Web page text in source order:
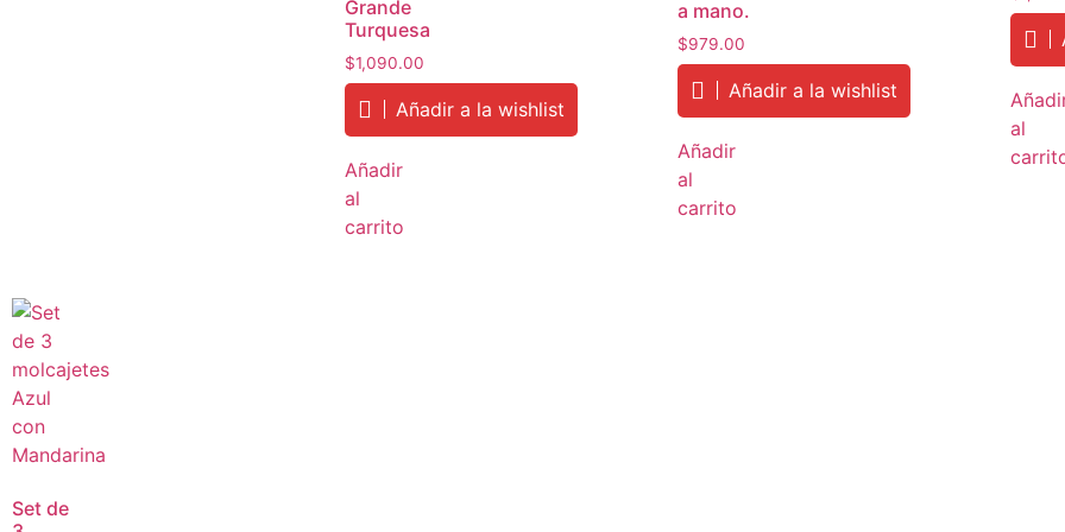
Grande
Turquesa
$1,090.00
Añadir a la wishlist
Añadir
al
carrito
a mano.
$979.00
Añadir a la wishlist
Añadir
al
carrito
al
Set de